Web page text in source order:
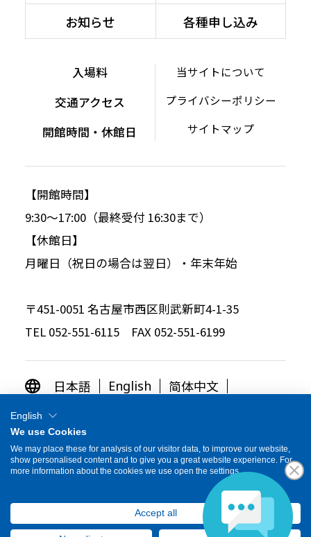
お知らせ
各種申し込み
入場料
交通アクセス
開館時間・休館日
当サイトについて
プライバシーポリシー
サイトマップ
【開館時間】
9:30～17:00（最終受付 16:30まで）
【休館日】
月曜日（祝日の場合は翌日）・年末年始
〒451-0051 名古屋市西区則武新町4-1-35
TEL 052-551-6115 FAX 052-551-6199
日本語 English
简体中文
繁体中文
OTHER LANGUAGES
© Toyota Commemorative Museum of Industry
English
We use Cookies
We may place these for analysis of our visitor data, to improve our website,
show personalised content and to give you a great website experience. For
more information about the cookies we use open the settings.
Accept all